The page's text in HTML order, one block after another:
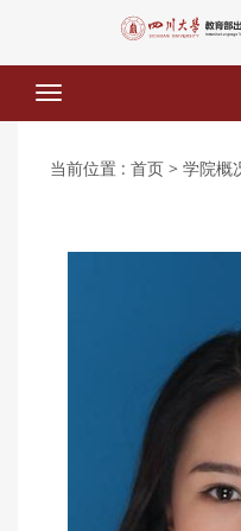
下
拉
单
当前位置 : 首页 > 学院概